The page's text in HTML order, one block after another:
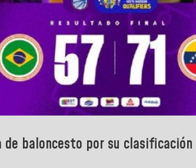
baloncesto por su clasificación